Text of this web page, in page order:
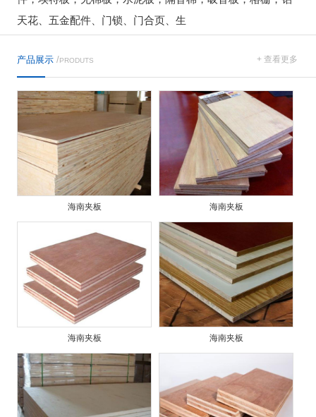
天花、五金配件、门锁、门合页、生
产品展示 /PRODUTS + 查看更多
海南夹板 海南夹板
海南夹板 海南夹板